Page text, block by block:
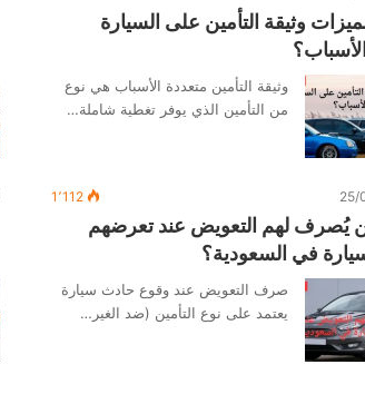
وثيقة التأمين على السيارة
وثيقة التأمين متعددة الأسباب هي نوع
من التأمين الذي يوفر تغطية شاملة…
25/ 1٬112
يُصرف لهم التعويض عند تعرضهم
في السعودية؟
صرف التعويض عند وقوع حادث سيارة
يعتمد على نوع التأمين (ضد الغير…